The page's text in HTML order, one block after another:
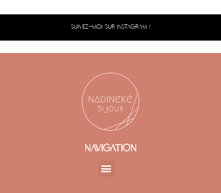
SUIVEZ-MOI SUR INSTAGRAM !
NAVIGATION